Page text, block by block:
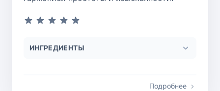
ИНГРЕДИЕНТЫ
Подробнее